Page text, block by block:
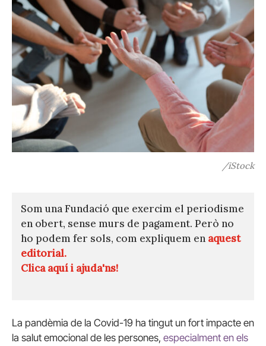
/iStock
Som una Fundació que exercim el periodisme
en obert, sense murs de pagament. Però no
ho podem fer sols, com expliquem en aquest
editorial.
Clica aquí i ajuda'ns!
La pandèmia de la Covid-19 ha tingut un fort impacte en
la salut emocional de les persones, especialment en els